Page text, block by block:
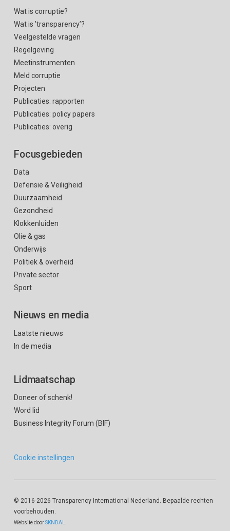
Wat is corruptie?
Wat is ’transparency’?
Veelgestelde vragen
Regelgeving
Meetinstrumenten
Meld corruptie
Projecten
Publicaties: rapporten
Publicaties: policy papers
Publicaties: overig
Focusgebieden
Data
Defensie & Veiligheid
Duurzaamheid
Gezondheid
Klokkenluiden
Olie & gas
Onderwijs
Politiek & overheid
Private sector
Sport
Nieuws en media
Laatste nieuws
In de media
Lidmaatschap
Doneer of schenk!
Word lid
Business Integrity Forum (BIF)
Cookie instellingen
© 2016-2026 Transparency International Nederland. Bepaalde rechten
voorbehouden.
Website doorSKNDAL.